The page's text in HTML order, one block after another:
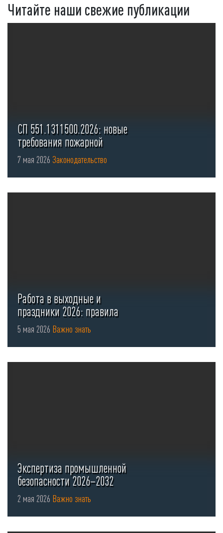
Читайте наши свежие публикации
СП 551.1311500.2026: новые
требования пожарной
безопасности для стоянок ...
7 мая 2026 Законодательство
Работа в выходные и
праздники 2026: правила
оформления ...
5 мая 2026 Важно знать
Экспертиза промышленной
безопасности 2026–2032
2 мая 2026 Важно знать